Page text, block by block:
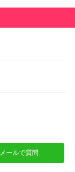
メールで質問